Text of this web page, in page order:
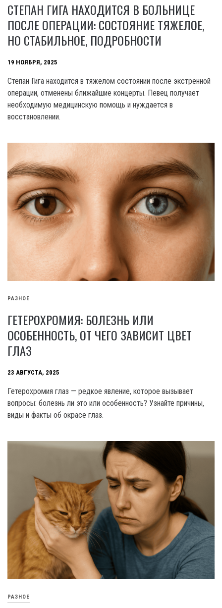
СТЕПАН ГИГА НАХОДИТСЯ В БОЛЬНИЦЕ
ПОСЛЕ ОПЕРАЦИИ: СОСТОЯНИЕ ТЯЖЕЛОЕ,
НО СТАБИЛЬНОЕ, ПОДРОБНОСТИ
19 НОЯБРЯ, 2025
Степан Гига находится в тяжелом состоянии после экстренной
операции, отменены ближайшие концерты. Певец получает
необходимую медицинскую помощь и нуждается в
восстановлении.
РАЗНОЕ
ГЕТЕРОХРОМИЯ: БОЛЕЗНЬ ИЛИ
ОСОБЕННОСТЬ, ОТ ЧЕГО ЗАВИСИТ ЦВЕТ
ГЛАЗ
23 АВГУСТА, 2025
Гетерохромия глаз — редкое явление, которое вызывает
вопросы: болезнь ли это или особенность? Узнайте причины,
виды и факты об окрасе глаз.
РАЗНОЕ